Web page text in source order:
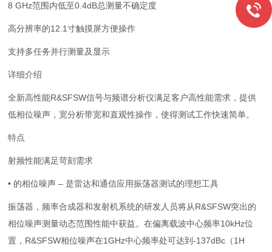
8 GHz范围内低至0.4dB总测量不确定度
高分辨率的12.1寸触摸屏方便操作
支持多任务并行测量及显示
详细介绍
全新高性能R&SFSW信号与频谱分析仪满足客户高性能需求，提供
低相位噪声，宽分析带宽和直观性操作，使得测试工作快速简单。
特点
射频性能满足苛刻需求
• 的相位噪声 – 是雷达和通信应用振荡器测试的理想工具
振荡器，频率合成器和发射机系统的研发人员将从R&SFSW突出的
相位噪声测量动态范围性能中获益。在偏离载波中心频率10kHz位
置，R&SFSW相位噪声在1GHz中心频率处可达到-137dBc（1H